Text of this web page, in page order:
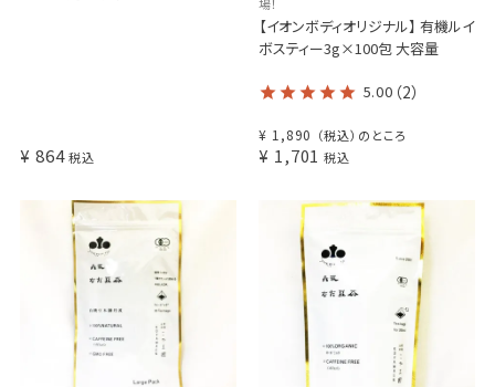
¥ 864 税込
場！
【イオンボディオリジナル】 有機ルイ
ボスティー3g×100包 大容量
5.00 （2）
¥ 1,890 （税込）のところ
¥ 1,701 税込